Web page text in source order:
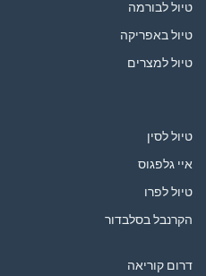
טיול לבורמה
טיול באפריקה
טיול למצרים
טיול לסין
איי גלפגוס
טיול לפרו
הקרנבל בסלבדור
דרום קוריאה